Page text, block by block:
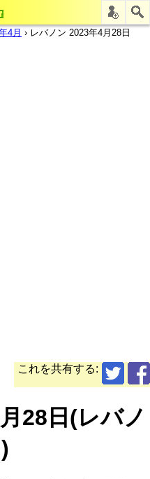
4月 › レバノン 2023年4月28日
これを共有する:
28日(レバノ